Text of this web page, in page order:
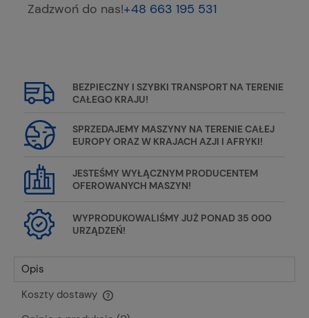
Zadzwoń do nas!+48 663 195 531
BEZPIECZNY I SZYBKI TRANSPORT NA TERENIE
CAŁEGO KRAJU!
SPRZEDAJEMY MASZYNY NA TERENIE CAŁEJ
EUROPY ORAZ W KRAJACH AZJI I AFRYKI!
JESTEŚMY WYŁĄCZNYM PRODUCENTEM
OFEROWANYCH MASZYN!
WYPRODUKOWALIŚMY JUŻ PONAD 35 000
URZĄDZEŃ!
Opis
Koszty dostawy
Cena nie zawiera ewentualnych kosztów płatności